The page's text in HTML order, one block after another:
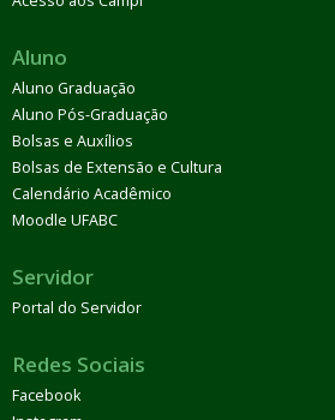
Aluno
Aluno Graduação
Aluno Pós-Graduação
Bolsas e Auxílios
Bolsas de Extensão e Cultura
Calendário Acadêmico
Moodle UFABC
Servidor
Portal do Servidor
Redes Sociais
Facebook